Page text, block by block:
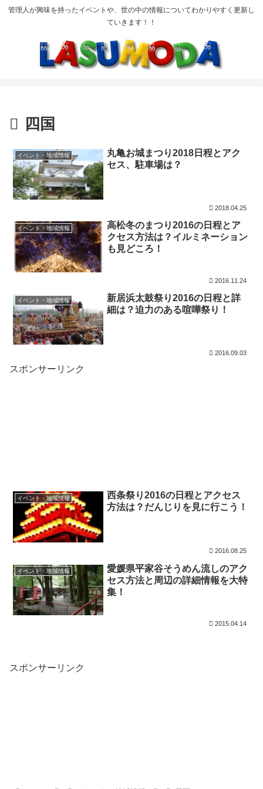
管理人が興味を持ったイベントや、世の中の情報についてわかりやすく更新し
ていきます！！
四国
イベント・地域情報
丸亀お城まつり2018日程とアク
セス、駐車場は？
2018.04.25
イベント・地域情報
高松冬のまつり2016の日程とア
クセス方法は？イルミネーション
も見どころ！
2016.11.24
イベント・地域情報
新居浜太鼓祭り2016の日程と詳
細は？迫力のある喧嘩祭り！
2016.09.03
スポンサーリンク
イベント・地域情報
西条祭り2016の日程とアクセス
方法は？だんじりを見に行こう！
2016.08.25
イベント・地域情報
愛媛県平家谷そうめん流しのアク
セス方法と周辺の詳細情報を大特
集！
2015.04.14
スポンサーリンク